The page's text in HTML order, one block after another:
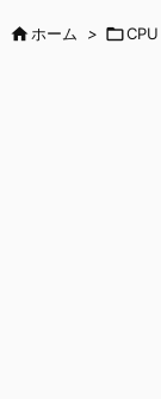
ホーム > CPU